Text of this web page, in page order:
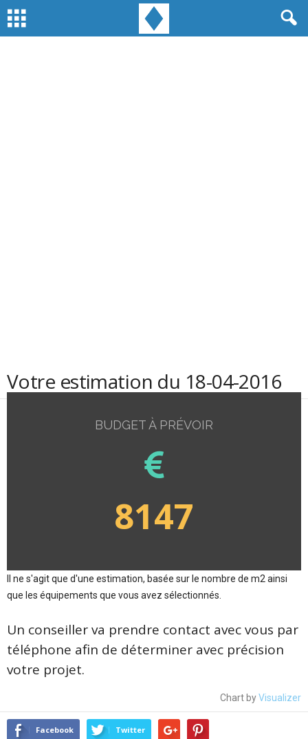
Votre estimation du 18-04-2016
BUDGET À PRÉVOIR
8147
Il ne s'agit que d'une estimation, basée sur le nombre de m2 ainsi
que les équipements que vous avez sélectionnés.
Un conseiller va prendre contact avec vous par
téléphone afin de déterminer avec précision
votre projet.
Chart byVisualizer
Facebook Twitter